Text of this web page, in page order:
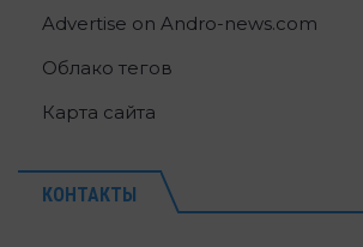
Advertise on Andro-news.com
Облако тегов
Карта сайта
КОНТАКТЫ